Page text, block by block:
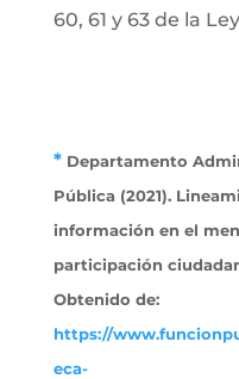
60, 61 y 63 de la
*Departamento
Pública (2021).
información en el
participación
Obtenido de:
https://
eca-